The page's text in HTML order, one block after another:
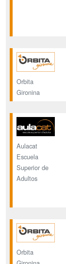
Orbita
Gironina
Aulacat
Escuela
Superior de
Adultos
Orbita